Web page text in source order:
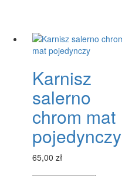
Karnisz
salerno
chrom mat
pojedynczy
65,00 zł